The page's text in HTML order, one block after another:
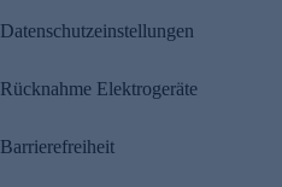
Datenschutzeinstellungen
Rücknahme Elektrogeräte
Barrierefreiheit